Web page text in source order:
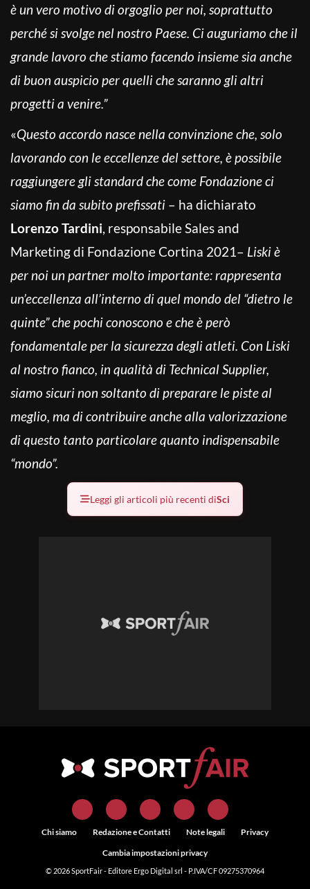
è un vero motivo di orgoglio per noi, soprattutto
perché si svolge nel nostro Paese. Ci auguriamo che il
grande lavoro che stiamo facendo insieme sia anche
di buon auspicio per quelli che saranno gli altri
progetti a venire.”
«Questo accordo nasce nella convinzione che, solo
lavorando con le eccellenze del settore, è possibile
raggiungere gli standard che come Fondazione ci
siamo fin da subito prefissati – ha dichiarato
Lorenzo Tardini, responsabile Sales and
Marketing di Fondazione Cortina 2021– Liski è
per noi un partner molto importante: rappresenta
un’eccellenza all’interno di quel mondo del “dietro le
quinte” che pochi conoscono e che è però
fondamentale per la sicurezza degli atleti. Con Liski
al nostro fianco, in qualità di Technical Supplier,
siamo sicuri non soltanto di preparare le piste al
meglio, ma di contribuire anche alla valorizzazione
di questo tanto particolare quanto indispensabile
“mondo”.
Leggi gli articoli più recenti diSci
Chi siamo Redazione e Contatti Note legali
Privacy
Cambia impostazioni privacy
© 2026SportFair- Editore Ergo Digital srl - P.IVA/CF 09275370964